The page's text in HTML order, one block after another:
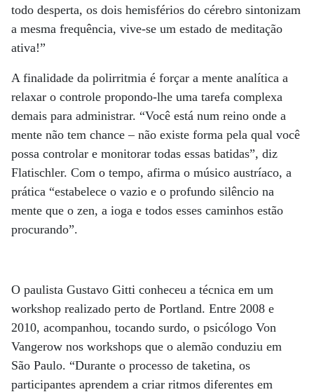
todo desperta, os dois hemisférios do cérebro sintonizam
a mesma frequência, vive-se um estado de meditação
ativa!”
A finalidade da polirritmia é forçar a mente analítica a
relaxar o controle propondo-lhe uma tarefa complexa
demais para administrar. “Você está num reino onde a
mente não tem chance – não existe forma pela qual você
possa controlar e monitorar todas essas batidas”, diz
Flatischler. Com o tempo, afirma o músico austríaco, a
prática “estabelece o vazio e o profundo silêncio na
mente que o zen, a ioga e todos esses caminhos estão
procurando”.
O paulista Gustavo Gitti conheceu a técnica em um
workshop realizado perto de Portland. Entre 2008 e
2010, acompanhou, tocando surdo, o psicólogo Von
Vangerow nos workshops que o alemão conduziu em
São Paulo. “Durante o processo de taketina, os
participantes aprendem a criar ritmos diferentes em